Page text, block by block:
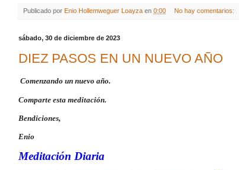
Publicado por Enio Hollemweguer Loayza en 0:00 No hay comentarios:
sábado, 30 de diciembre de 2023
DIEZ PASOS EN UN NUEVO AÑO
Comenzando un nuevo año.
Comparte esta meditación.
Bendiciones,
Enio
Meditación Diaria